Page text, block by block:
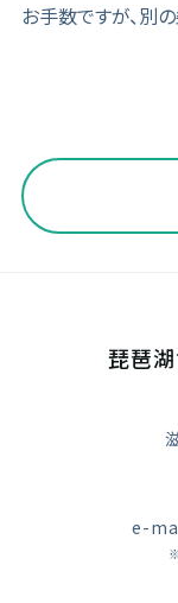
お手数ですが、別
琵琶
e-